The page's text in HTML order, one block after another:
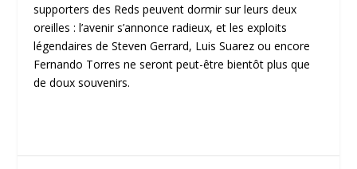
supporters des Reds peuvent dormir sur leurs deux
oreilles : l’avenir s’annonce radieux, et les exploits
légendaires de Steven Gerrard, Luis Suarez ou encore
Fernando Torres ne seront peut-être bientôt plus que
de doux souvenirs.